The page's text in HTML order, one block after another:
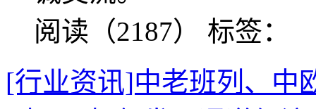
阅读（2187） 标签：
[行业资讯]中老班列、中